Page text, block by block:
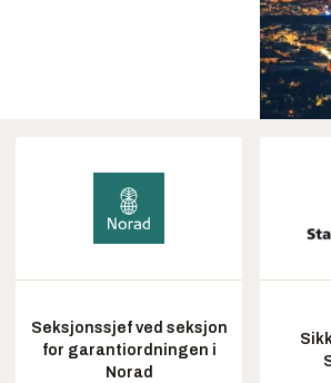
Seksjonssjef ved seksjon
for garantiordningen i
Norad